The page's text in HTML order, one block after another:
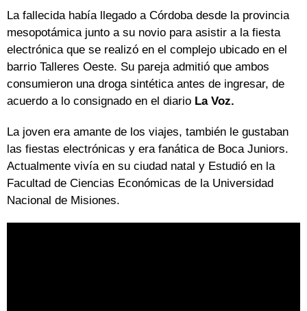
La fallecida había llegado a Córdoba desde la provincia
mesopotámica junto a su novio para asistir a la fiesta
electrónica que se realizó en el complejo ubicado en el
barrio Talleres Oeste. Su pareja admitió que ambos
consumieron una droga sintética antes de ingresar, de
acuerdo a lo consignado en el diario La Voz.
La joven era amante de los viajes, también le gustaban
las fiestas electrónicas y era fanática de Boca Juniors.
Actualmente vivía en su ciudad natal y Estudió en la
Facultad de Ciencias Económicas de la Universidad
Nacional de Misiones.